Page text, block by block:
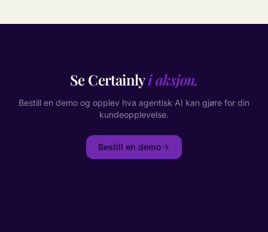
Se Certainlyi aksjon.
Bestill en demo og opplev hva agentisk AI kan gjøre for din
kundeopplevelse.
Bestill en demo